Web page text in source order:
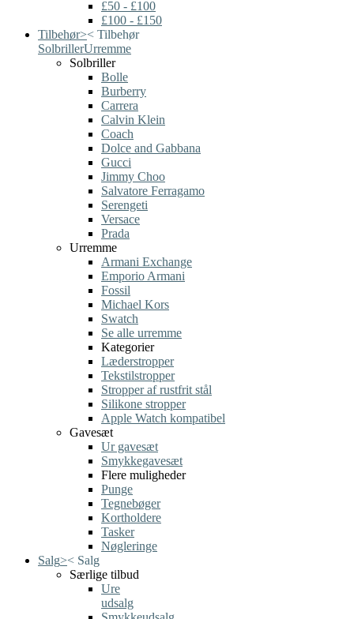
£50 - £100
£100 - £150
Tilbehør>< Tilbehør
SolbrillerUrremme
Solbriller
Bolle
Burberry
Carrera
Calvin Klein
Coach
Dolce and Gabbana
Gucci
Jimmy Choo
Salvatore Ferragamo
Serengeti
Versace
Prada
Urremme
Armani Exchange
Emporio Armani
Fossil
Michael Kors
Swatch
Se alle urremme
Kategorier
Læderstropper
Tekstilstropper
Stropper af rustfrit stål
Silikone stropper
Apple Watch kompatibel
Gavesæt
Ur gavesæt
Smykkegavesæt
Flere muligheder
Punge
Tegnebøger
Kortholdere
Tasker
Nøgleringe
Salg>< Salg
Særlige tilbud
Ure
udsalg